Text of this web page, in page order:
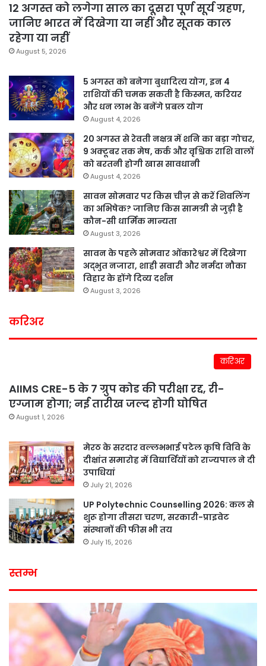
12 अगस्त को लगेगा साल का दूसरा पूर्ण सूर्य ग्रहण,
जानिए भारत में दिखेगा या नहीं और सूतक काल
रहेगा या नहीं
August 5, 2026
5 अगस्त को बनेगा बुधादित्य योग, इन 4
राशियों की चमक सकती है किस्मत, करियर
और धन लाभ के बनेंगे प्रबल योग
August 4, 2026
20 अगस्त से रेवती नक्षत्र में शनि का बड़ा गोचर,
9 अक्टूबर तक मेष, कर्क और वृश्चिक राशि वालों
को बरतनी होगी खास सावधानी
August 4, 2026
सावन सोमवार पर किस चीज़ से करें शिवलिंग
का अभिषेक? जानिए किस सामग्री से जुड़ी है
कौन-सी धार्मिक मान्यता
August 3, 2026
सावन के पहले सोमवार ओंकारेश्वर में दिखेगा
अद्भुत नजारा, शाही सवारी और नर्मदा नौका
विहार के होंगे दिव्य दर्शन
August 3, 2026
करिअर
करिअर
AIIMS CRE-5 के 7 ग्रुप कोड की परीक्षा रद्द, री-
एग्जाम होगा; नई तारीख जल्द होगी घोषित
August 1, 2026
मेरठ के सरदार वल्लभभाई पटेल कृषि विवि के
दीक्षांत समारोह में विद्यार्थियों को राज्यपाल ने दी
उपाधियां
July 21, 2026
UP Polytechnic Counselling 2026: कल से
शुरू होगा तीसरा चरण, सरकारी-प्राइवेट
संस्थानों की फीस भी तय
July 15, 2026
स्तम्भ